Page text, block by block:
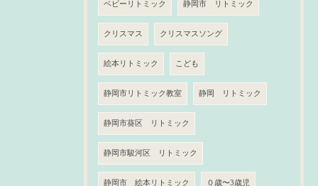
ベビーリトミック 静岡市 リトミック
クリスマス クリスマスソング
絵本リトミック こども
静岡市リトミック教室 静岡 リトミック
静岡市葵区 リトミック
静岡市駿河区 リトミック
静岡市 絵本リトミック ０歳〜3歳児